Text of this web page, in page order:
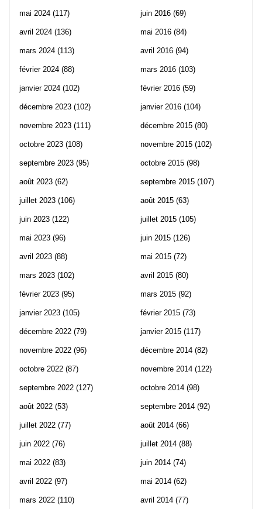
mai 2024 (117)
avril 2024 (136)
mars 2024 (113)
février 2024 (88)
janvier 2024 (102)
décembre 2023 (102)
novembre 2023 (111)
octobre 2023 (108)
septembre 2023 (95)
août 2023 (62)
juillet 2023 (106)
juin 2023 (122)
mai 2023 (96)
avril 2023 (88)
mars 2023 (102)
février 2023 (95)
janvier 2023 (105)
décembre 2022 (79)
novembre 2022 (96)
octobre 2022 (87)
septembre 2022 (127)
août 2022 (53)
juillet 2022 (77)
juin 2022 (76)
mai 2022 (83)
avril 2022 (97)
mars 2022 (110)
juin 2016 (69)
mai 2016 (84)
avril 2016 (94)
mars 2016 (103)
février 2016 (59)
janvier 2016 (104)
décembre 2015 (80)
novembre 2015 (102)
octobre 2015 (98)
septembre 2015 (107)
août 2015 (63)
juillet 2015 (105)
juin 2015 (126)
mai 2015 (72)
avril 2015 (80)
mars 2015 (92)
février 2015 (73)
janvier 2015 (117)
décembre 2014 (82)
novembre 2014 (122)
octobre 2014 (98)
septembre 2014 (92)
août 2014 (66)
juillet 2014 (88)
juin 2014 (74)
mai 2014 (62)
avril 2014 (77)